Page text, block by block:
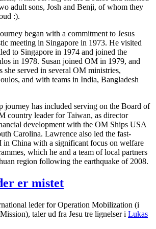
adult sons, Josh and Benji, of whom they
:).
began with a commitment to Jesus
meeting in Singapore in 1973. He visited
to Singapore in 1974 and joined the
in 1978. Susan joined OM in 1979, and
she served in several OM ministries,
and with teams in India, Bangladesh
journey has included serving on the Board of
country leader for Taiwan, as director
development with the OM Ships USA
Carolina. Lawrence also led the fast-
China with a significant focus on welfare
which he and a team of local partners
region following the earthquake of 2008.
er mistet
leder for Operation Mobilization (i
taler ud fra Jesu tre lignelser i Lukas